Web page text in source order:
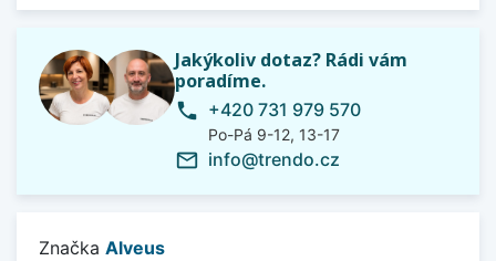
Jakýkoliv dotaz? Rádi vám
poradíme.
phone +420 731 979 570
Po-Pá 9-12, 13-17
mail_outline info@trendo.cz
Značka Alveus